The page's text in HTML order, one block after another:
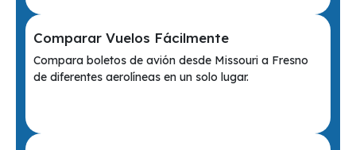
Comparar Vuelos Fácilmente
Compara boletos de avión desde Missouri a Fresno
de diferentes aerolíneas en un solo lugar.